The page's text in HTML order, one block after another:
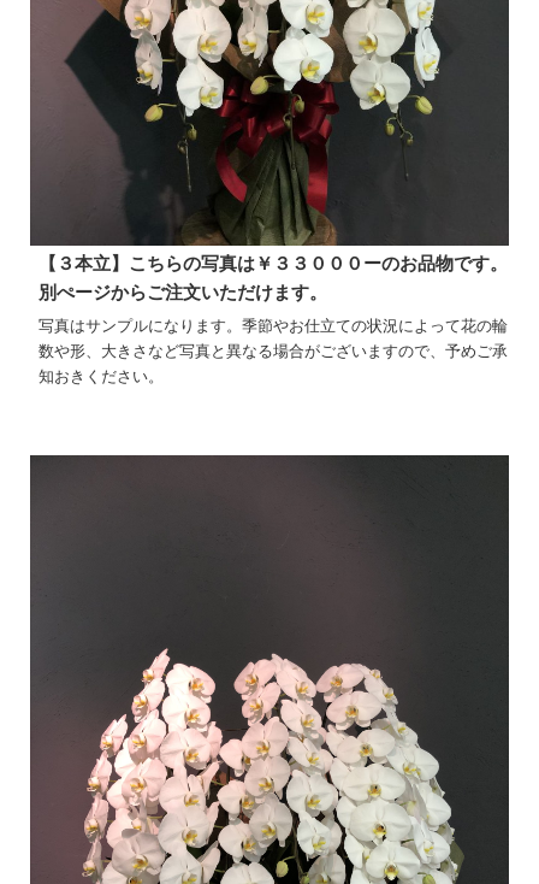
【３本立】こちらの写真は￥３３０００ーのお品物です。
別ぺージからご注文いただけます。
写真はサンプルになります。季節やお仕立ての状況によって花の輪
数や形、大きさなど写真と異なる場合がございますので、予めご承
知おきください。